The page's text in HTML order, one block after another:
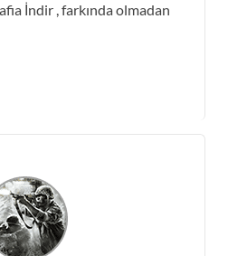
İndir , farkında olmadan